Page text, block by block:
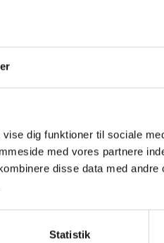
dig funktioner til sociale
med vores partnere
disse data med andre
Statistik
63 cm